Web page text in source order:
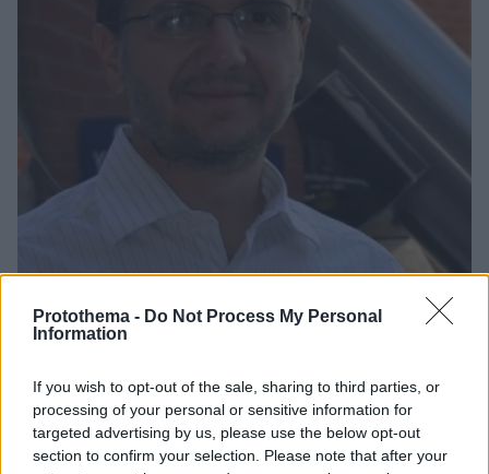
Protothema - Do Not Process My Personal
Information
If you wish to opt-out of the sale, sharing to third parties, or
processing of your personal or sensitive information for
targeted advertising by us, please use the below opt-out
section to confirm your selection. Please note that after your
Τρίτο βραβείο Νόμπελ σε Έλληνα; Ο αστροφυσικός
Διαστήματος
Μία ανάρτηση του αστροφυσικού Διονύση
Σιμόπουλου αναδεικνύει τις πιθανότητες του
Δημήτρη Ψάλτη να φέρει στην Ελλάδα το τρίτο της
04.10.2020, 10:00 87